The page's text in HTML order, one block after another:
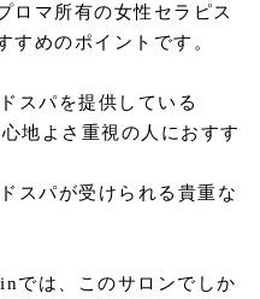
ロマ所有の女性セラピス
すめのポイントです。
スパを提供している
地よさ重視の人におすす
スパが受けられる貴重な
では、このサロンでしか